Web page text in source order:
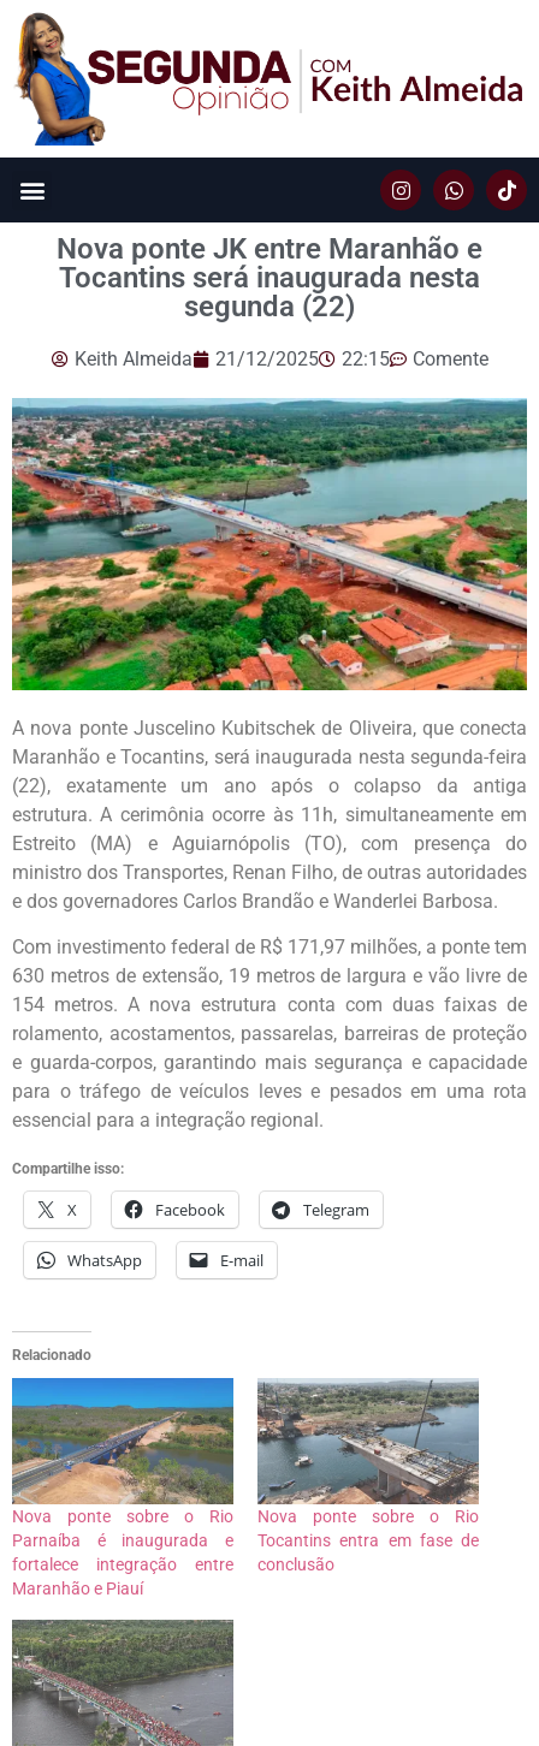
Nova ponte JK entre Maranhão e
Tocantins será inaugurada nesta
segunda (22)
Keith Almeida 21/12/2025 22:15 Comente
A nova ponte Juscelino Kubitschek de Oliveira, que conecta
Maranhão e Tocantins, será inaugurada nesta segunda-feira
(22), exatamente um ano após o colapso da antiga
estrutura. A cerimônia ocorre às 11h, simultaneamente em
Estreito (MA) e Aguiarnópolis (TO), com presença do
ministro dos Transportes, Renan Filho, de outras autoridades
e dos governadores Carlos Brandão e Wanderlei Barbosa.
Com investimento federal de R$ 171,97 milhões, a ponte tem
630 metros de extensão, 19 metros de largura e vão livre de
154 metros. A nova estrutura conta com duas faixas de
rolamento, acostamentos, passarelas, barreiras de proteção
e guarda-corpos, garantindo mais segurança e capacidade
para o tráfego de veículos leves e pesados em uma rota
essencial para a integração regional.
Compartilhe isso:
X Facebook Telegram
WhatsApp E-mail
Relacionado
Nova ponte sobre o Rio
Parnaíba é inaugurada e
fortalece integração entre
Maranhão e Piauí
Nova ponte sobre o Rio
Tocantins entra em fase de
conclusão